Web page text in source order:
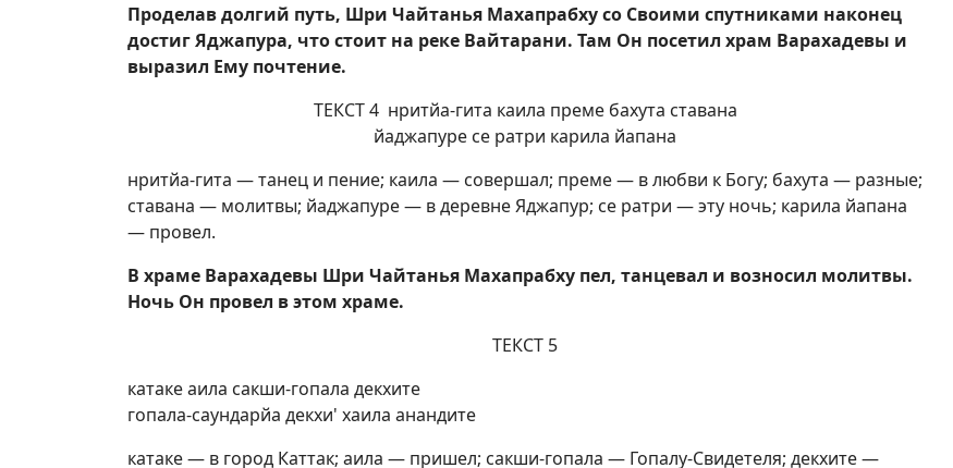
Проделав долгий путь, Шри Чайтанья Махапрабху со Своими спутниками наконец
достиг Яджапура, что стоит на реке Вайтарани. Там Он посетил храм Варахадевы и
выразил Ему почтение.
ТЕКСТ 4 нритйа-гита каила преме бахута ставана
йаджапуре се ратри карила йапана
нритйа-гита — танец и пение; каила — совершал; преме — в любви к Богу; бахута — разные;
ставана — молитвы; йаджапуре — в деревне Яджапур; се ратри — эту ночь; карила йапана
— провел.
В храме Варахадевы Шри Чайтанья Махапрабху пел, танцевал и возносил молитвы.
Ночь Он провел в этом храме.
ТЕКСТ 5
катаке аила сакши-гопала декхите
гопала-саундарйа декхи' хаила анандите
катаке — в город Каттак; аила — пришел; сакши-гопала — Гопалу-Свидетеля; декхите —